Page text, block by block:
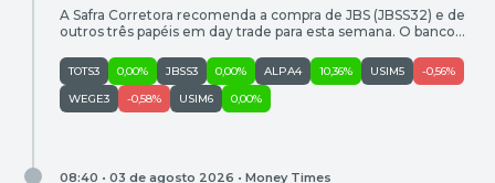
A Safra Corretora recomenda a compra de JBS (JBSS32) e de
outros três papéis em day trade para esta semana. O banco
as oportunidades de compra e venda entre os dias 3 e 7 de
agosto: Empresa Ativo Call Entrada (R$) Objetivo (R$) Ganho
Potencial Stop (R$) […]
TOTS3 0,00% JBSS3 0,00% ALPA4 10,36% USIM5
-0,56%
WEGE3
-0,58% USIM6 0,00%
08:40 • 03 de agosto 2026 • Money Times